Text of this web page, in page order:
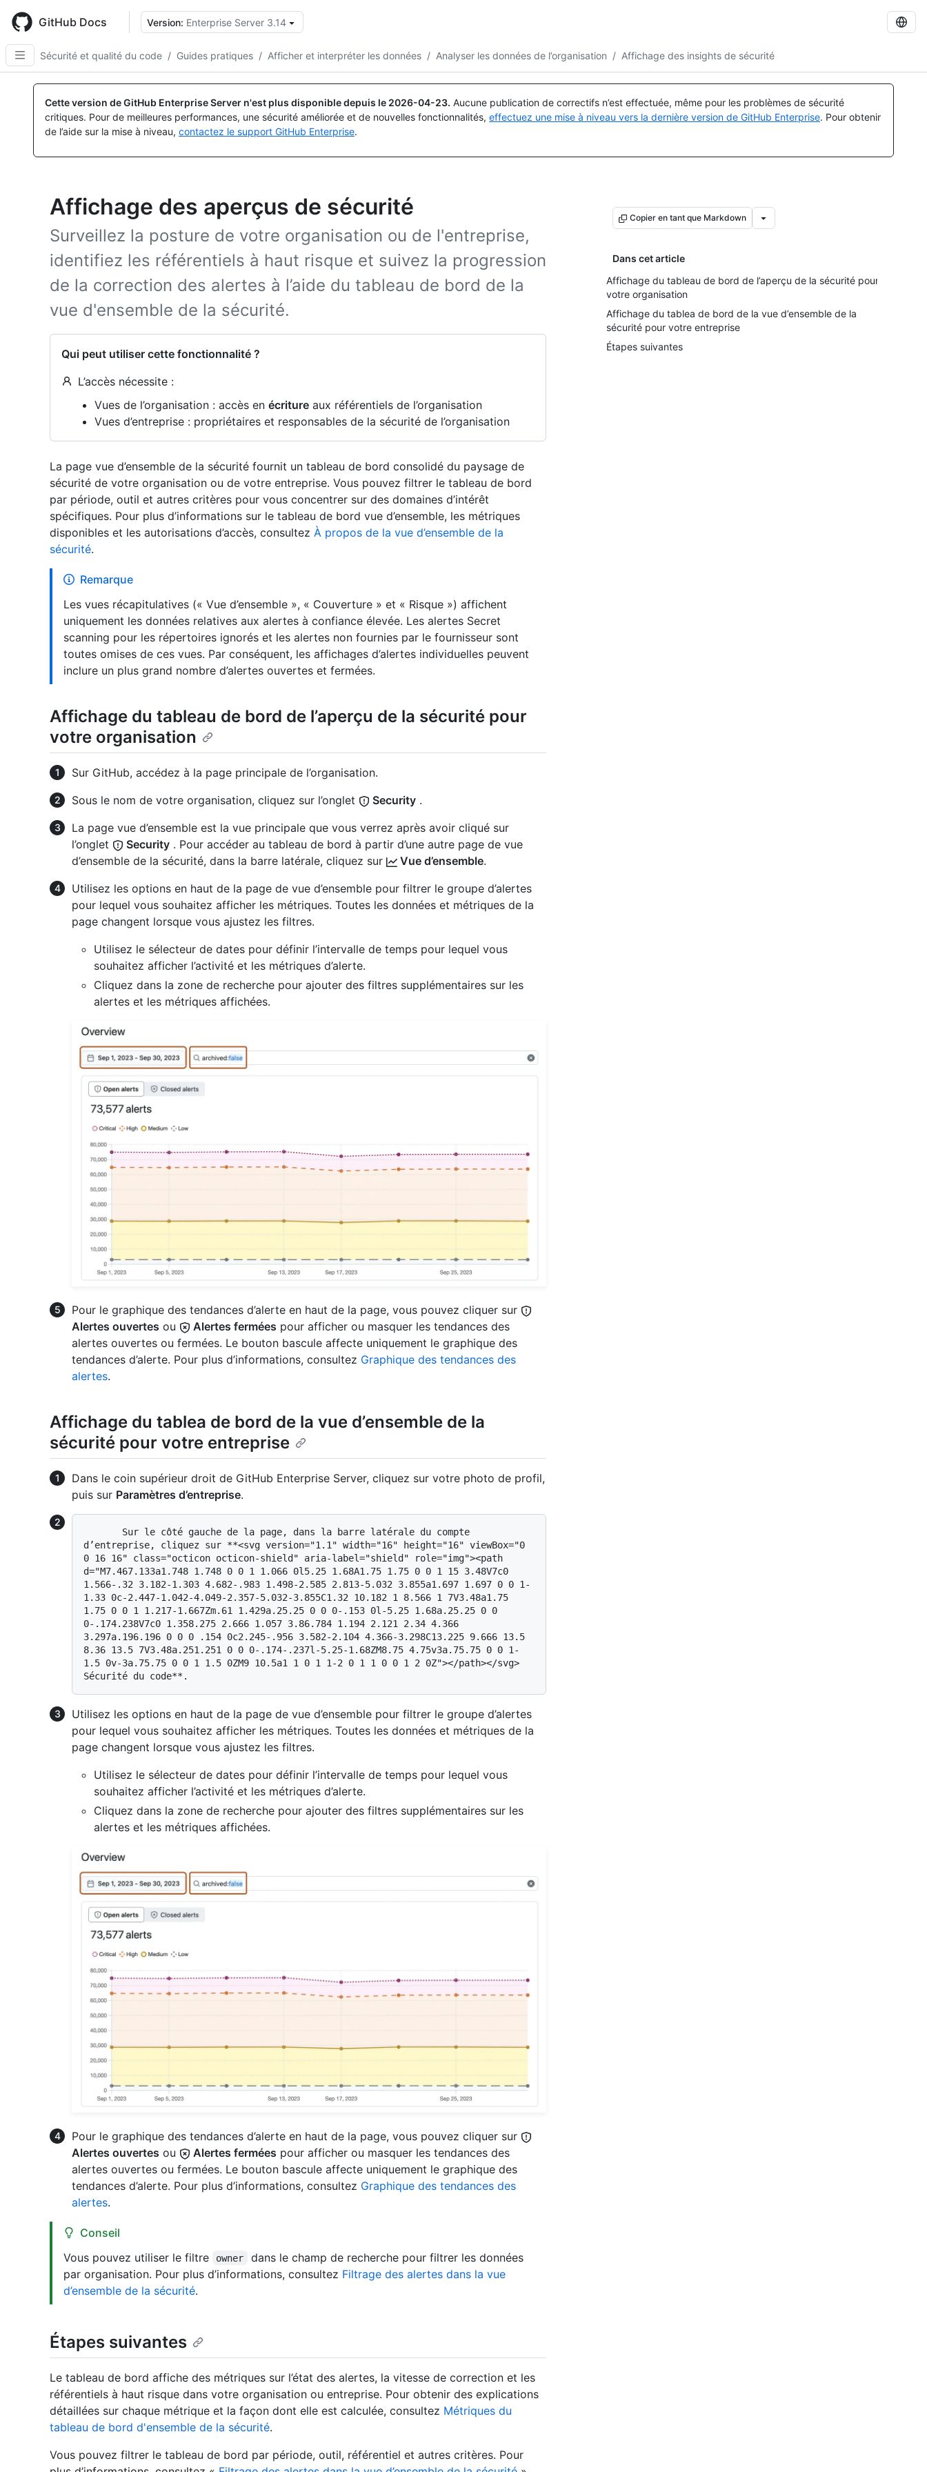
main
content
GitHub Docs Version: Enterprise Server 3.14
Sécurité et qualité du code / Guides pratiques / Afficher et interpréter les données / Analyser les données de l’organisation / Affichage des insights de sécurité
Cette version de GitHub Enterprise Server n'est plus disponible depuis le 2026-04-23. Aucune publication de correctifs n’est effectuée, même pour les problèmes de sécurité
critiques. Pour de meilleures performances, une sécurité améliorée et de nouvelles fonctionnalités, effectuez une mise à niveau vers la dernière version de GitHub Enterprise. Pour obtenir
de l’aide sur la mise à niveau, contactez le support GitHub Enterprise.
Affichage des aperçus de sécurité
Surveillez la posture de votre organisation ou de l'entreprise,
identifiez les référentiels à haut risque et suivez la progression
de la correction des alertes à l’aide du tableau de bord de la
vue d'ensemble de la sécurité.
Qui peut utiliser cette fonctionnalité ?
L’accès nécessite :
Vues de l’organisation : accès en écriture aux référentiels de l’organisation
Vues d’entreprise : propriétaires et responsables de la sécurité de l’organisation
Copier en tant que Markdown
Dans cet article
Affichage du tableau de bord de l’aperçu de la sécurité pour
votre organisation
Affichage du tablea de bord de la vue d’ensemble de la
sécurité pour votre entreprise
Étapes suivantes
La page vue d’ensemble de la sécurité fournit un tableau de bord consolidé du paysage de
sécurité de votre organisation ou de votre entreprise. Vous pouvez filtrer le tableau de bord
par période, outil et autres critères pour vous concentrer sur des domaines d’intérêt
spécifiques. Pour plus d’informations sur le tableau de bord vue d’ensemble, les métriques
disponibles et les autorisations d’accès, consultez À propos de la vue d’ensemble de la
sécurité.
Remarque
Les vues récapitulatives (« Vue d’ensemble », « Couverture » et « Risque ») affichent
uniquement les données relatives aux alertes à confiance élevée. Les alertes Secret
scanning pour les répertoires ignorés et les alertes non fournies par le fournisseur sont
toutes omises de ces vues. Par conséquent, les affichages d’alertes individuelles peuvent
inclure un plus grand nombre d’alertes ouvertes et fermées.
Affichage du tableau de bord de l’aperçu de la sécurité pour
votre organisation
Sur GitHub, accédez à la page principale de l’organisation.
Sous le nom de votre organisation, cliquez sur l’onglet
Security .
La page vue d’ensemble est la vue principale que vous verrez après avoir cliqué sur
l’onglet
Security . Pour accéder au tableau de bord à partir d’une autre page de vue
d’ensemble de la sécurité, dans la barre latérale, cliquez sur
Vue d’ensemble.
Utilisez les options en haut de la page de vue d’ensemble pour filtrer le groupe d’alertes
pour lequel vous souhaitez afficher les métriques. Toutes les données et métriques de la
page changent lorsque vous ajustez les filtres.
Utilisez le sélecteur de dates pour définir l’intervalle de temps pour lequel vous
souhaitez afficher l’activité et les métriques d’alerte.
Cliquez dans la zone de recherche pour ajouter des filtres supplémentaires sur les
alertes et les métriques affichées.
Pour le graphique des tendances d’alerte en haut de la page, vous pouvez cliquer sur
Alertes ouvertes ou Alertes fermées pour afficher ou masquer les tendances des
alertes ouvertes ou fermées. Le bouton bascule affecte uniquement le graphique des
tendances d’alerte. Pour plus d’informations, consultez Graphique des tendances des
alertes.
Affichage du tablea de bord de la vue d’ensemble de la
sécurité pour votre entreprise
Dans le coin supérieur droit de GitHub Enterprise Server, cliquez sur votre photo de profil,
puis sur Paramètres d’entreprise.
d’entreprise, cliquez sur **<svg version="1.1" width="16" height="16" viewBox="0
0 16 16" class="octicon octicon-shield" aria-label="shield" role="img"><path
d="M7.467.133a1.748 1.748 0 0 1 1.066 0l5.25 1.68A1.75 1.75 0 0 1 15 3.48V7c0
1.566-.32 3.182-1.303 4.682-.983 1.498-2.585 2.813-5.032 3.855a1.697 1.697 0 0 1-
1.33 0c-2.447-1.042-4.049-2.357-5.032-3.855C1.32 10.182 1 8.566 1 7V3.48a1.75
1.75 0 0 1 1.217-1.667Zm.61 1.429a.25.25 0 0 0-.153 0l-5.25 1.68a.25.25 0 0
0-.174.238V7c0 1.358.275 2.666 1.057 3.86.784 1.194 2.121 2.34 4.366
3.297a.196.196 0 0 0 .154 0c2.245-.956 3.582-2.104 4.366-3.298C13.225 9.666 13.5
8.36 13.5 7V3.48a.251.251 0 0 0-.174-.237l-5.25-1.68ZM8.75 4.75v3a.75.75 0 0 1-
1.5 0v-3a.75.75 0 0 1 1.5 0ZM9 10.5a1 1 0 1 1-2 0 1 1 0 0 1 2 0Z"></path></svg>
Utilisez les options en haut de la page de vue d’ensemble pour filtrer le groupe d’alertes
pour lequel vous souhaitez afficher les métriques. Toutes les données et métriques de la
page changent lorsque vous ajustez les filtres.
Utilisez le sélecteur de dates pour définir l’intervalle de temps pour lequel vous
souhaitez afficher l’activité et les métriques d’alerte.
Cliquez dans la zone de recherche pour ajouter des filtres supplémentaires sur les
alertes et les métriques affichées.
Pour le graphique des tendances d’alerte en haut de la page, vous pouvez cliquer sur
Alertes ouvertes ou Alertes fermées pour afficher ou masquer les tendances des
alertes ouvertes ou fermées. Le bouton bascule affecte uniquement le graphique des
tendances d’alerte. Pour plus d’informations, consultez Graphique des tendances des
alertes.
Conseil
Vous pouvez utiliser le filtre
owner
dans le champ de recherche pour filtrer les données
par organisation. Pour plus d’informations, consultez Filtrage des alertes dans la vue
d’ensemble de la sécurité.
Étapes suivantes
Le tableau de bord affiche des métriques sur l’état des alertes, la vitesse de correction et les
référentiels à haut risque dans votre organisation ou entreprise. Pour obtenir des explications
détaillées sur chaque métrique et la façon dont elle est calculée, consultez Métriques du
tableau de bord d'ensemble de la sécurité.
Vous pouvez filtrer le tableau de bord par période, outil, référentiel et autres critères. Pour